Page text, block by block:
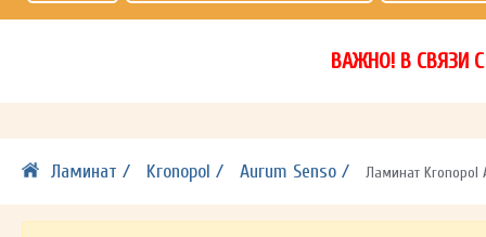
ВАЖНО! В СВЯЗИ
Ламинат / Kronopol / Aurum Senso / Ламинат Kronopol